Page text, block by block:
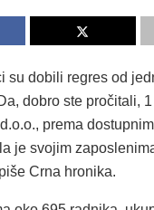
su dobili regres od
dobro ste pročitali, 1
prema dostupnim
je svojim
Crna hronika.